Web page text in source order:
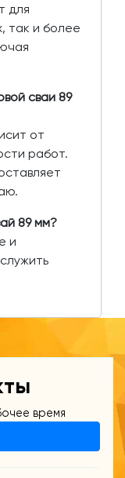
для
так и более
сваи 89
от
работ.
89 мм?
и
время